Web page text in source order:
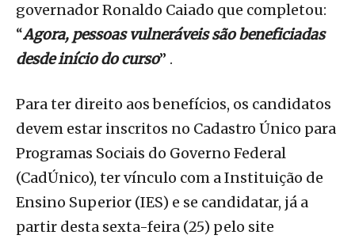
governador Ronaldo Caiado que completou:
“Agora, pessoas vulneráveis são beneficiadas
desde início do curso” .
Para ter direito aos benefícios, os candidatos
devem estar inscritos no Cadastro Único para
Programas Sociais do Governo Federal
(CadÚnico), ter vínculo com a Instituição de
Ensino Superior (IES) e se candidatar, já a
partir desta sexta-feira (25) pelo site